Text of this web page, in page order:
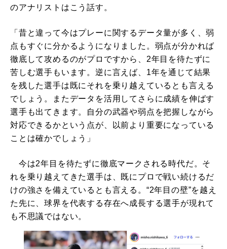
のアナリストはこう話す。
「昔と違って今はプレーに関するデータ量が多く、弱
点もすぐに分かるようになりました。弱点が分かれば
徹底して攻めるのがプロですから、2年目を待たずに
苦しむ選手もいます。逆に言えば、1年を通じて結果
を残した選手は既にそれを乗り越えているとも言える
でしょう。またデータを活用してさらに成績を伸ばす
選手も出てきます。自分の武器や弱点を把握しながら
対応できるかという点が、以前より重要になっている
ことは確かでしょう」
今は2年目を待たずに徹底マークされる時代だ。そ
れを乗り越えてきた選手は、既にプロで戦い続けるだ
けの強さを備えているとも言える。“2年目の壁”を越え
た先に、球界を代表する存在へ成長する選手が現れて
も不思議ではない。